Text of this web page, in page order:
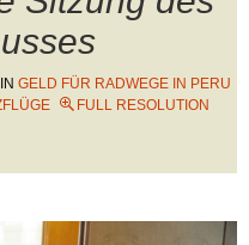
IN GELD FÜR RADWEGE IN PERU
FULL RESOLUTION